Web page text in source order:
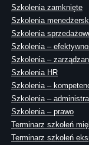
Szkolenia zamknięte
Szkolenia
Szkolenia
Szkolenia –
Szkolenia –
Szkolenia HR
Szkolenia –
Szkolenia –
Szkolenia – prawo
Terminarz szkoleń
Terminarz szkoleń